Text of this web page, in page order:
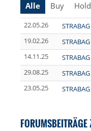
Alle Buy Hold
22.05.26
19.02.26
14.11.25
29.08.25
STRABAG
23.05.25